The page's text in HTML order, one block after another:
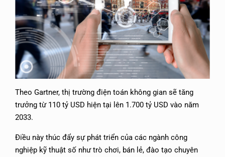
Theo Gartner, thị trường điện toán không gian sẽ tăng
trưởng từ 110 tỷ USD hiện tại lên 1.700 tỷ USD vào năm
2033.
Điều này thúc đẩy sự phát triển của các ngành công
nghiệp kỹ thuật số như trò chơi, bán lẻ, đào tạo chuyên